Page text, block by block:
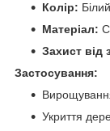
Колір: Білий
Матеріал:
Захист від
Застосування:
Укриття